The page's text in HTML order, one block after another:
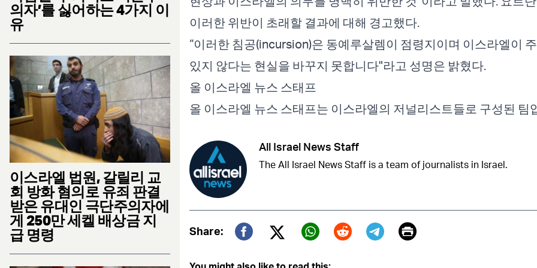
의자’를 싫어하는 4가지 이
유
이스라엘 법원, 갈릴리 교
회 방화 혐의로 유죄 판결
받은 유대인 극단주의자에
게 250만 세켈 배상금 지
급 명령
이러한 위반이 초래할 결과에 대해 경고했다.
“이러한 침공(incursion)은 동예루살렘이 점령지이며 이스라엘이
있지 않다는 현실을 바꾸지 못합니다"라고 성명은 밝혔다.
올 이스라엘 뉴스 스태프
올 이스라엘 뉴스 스태프는 이스라엘의 저널리스트들로 구성된 팀
All Israel News Staff
The All Israel News Staff is a team of journalists in Israel.
Share:
Twitter (X)
Print